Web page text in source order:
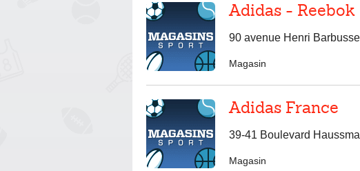
Adidas - Reebok
90 avenue Henri
Magasin
Adidas France
39-41 Boulevard
Magasin